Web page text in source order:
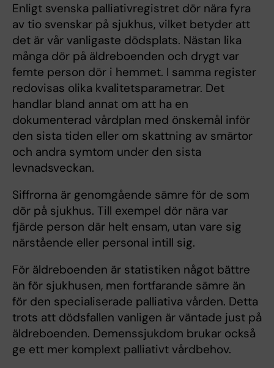
Enligt svenska palliativregistret dör nära fyra
av tio svenskar på sjukhus, vilket betyder att
det är vår vanligaste dödsplats. Nästan lika
många dör på äldreboenden och drygt var
femte person dör i hemmet. I samma register
redovisas olika kvalitetsparametrar. Det
handlar bland annat om att ha en
dokumenterad vårdplan med önskemål inför
den sista tiden eller om skattning av smärtor
och andra symtom under den sista
levnadsveckan.
Siffrorna är genomgående sämre för de som
dör på sjukhus. Till exempel dör nära var
fjärde person där helt ensam, utan vare sig
närstående eller personal intill sig.
För äldreboenden är statistiken något bättre
än för sjukhusen, men fortfarande sämre än
för den specialiserade palliativa vården. Detta
trots att dödsfallen vanligen är väntade just på
äldreboenden. Demenssjukdom brukar också
ge ett mer komplext palliativt vårdbehov.